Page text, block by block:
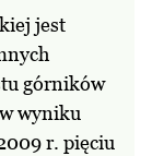
jest
górników
wyniku
r. pięciu